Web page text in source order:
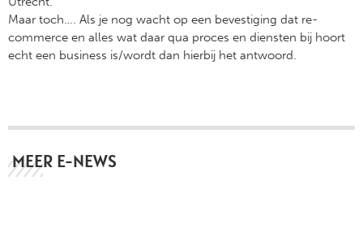
Maar toch…. Als je nog wacht op een bevestiging dat re-
commerce en alles wat daar qua proces en diensten bij hoort
echt een business is/wordt dan hierbij het antwoord.
MEER E-NEWS